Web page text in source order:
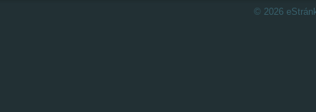
© 2026